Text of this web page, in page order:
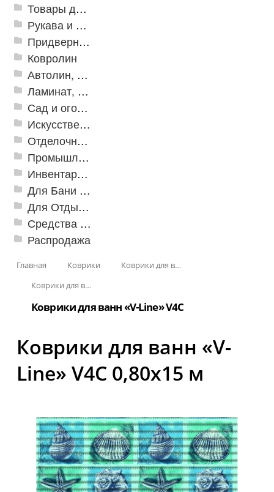
Товары для дома
Рукава и шланги промышленные
Придверные решетки
Ковролин
Автолин, Транслин, Линолеум
Ламинат, Кварцвиниловая плитка SPC
Сад и огород
Искусственная трава
Отделочные профили
Промышленный текстиль
Инвентарь для клининга
Для Бани и Сауны
Для Отдыха и Пикника
Средства от насекомых и садовых вредителей
Распродажа
Главная Коврики
Коврики для ванн
Коврики для ванн «V-Line»
Коврики для ванн «V-Line» V4C
Коврики для ванн «V-
Line» V4C 0,80x15 м